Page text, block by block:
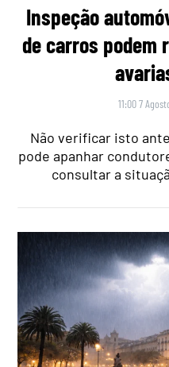
Inspeção
de carros podem
11:00 7
Não verificar isto
pode apanhar
consultar a